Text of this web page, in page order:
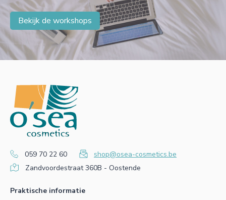
Bekijk de workshops
059 70 22 60
shop@osea-cosmetics.be
Zandvoordestraat 360B - Oostende
Praktische informatie